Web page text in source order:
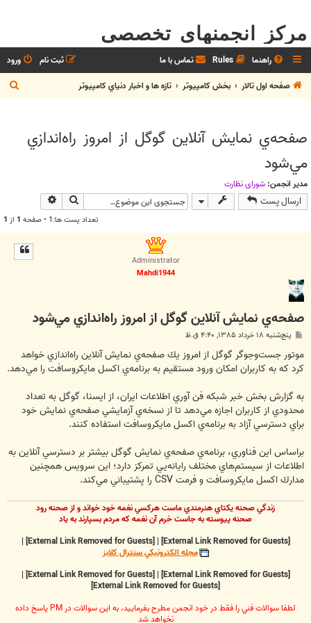
مرکز انجمنهای تخصصی
راهنما Rules تماس با ما ورود
ثبت نام
صفحه اول تالار
بخش كامپيوتر تازه ها و اخبار دنياي کامپيوتر
س
صفحه‌ي نمايش آنلاين گوگل از امروز راه‌اندازي
مي‌شود
مدیر انجمن: شوراي نظارت
ارسال پست جستجو
تعداد پست ها:1 • صفحه 1 از 1
Administrator
Mahdi1944
صفحه‌ي نمايش آنلاين گوگل از امروز راه‌اندازي مي‌شود
س
ت
پنج‌شنبه ۱۸ خرداد ۱۳۸۵, ۴:۴۰ ق.ظ
موتور جست‌وجوگر گوگل از امروز يك صفحه‌ي نمايش آنلاين راه‌اندازي خواهد
كرد كه به كاربران امكان ورود مستقيم به برنامه‌ي اكسل مايكروسافت را مي‌دهد.
به گزارش بخش خبر شبكه فن آوري اطلاعات ايران، از ایسنا، گوگل به تعداد
محدودي از كاربران اجازه مي‌دهد تا از نسخه‌ي آزمايشي صفحه‌ي نمايش خود
براي دسترسي آزاد به برنامه‌ي اكسل مايكروسافت استفاده كنند.
براساس اين فناوري، برنامه‌ي صفحه‌ي نمايش گوگل بيشتر بر دسترسي آنلاين به
اطلاعات از سيستم‌هاي مختلف رايانه‌يي تمركز دارد؛ اين سرويس همچنين
مدارك اكسل مايكروسافت و فرمت CSV را پشتيباني مي‌كند.
زندگي صحنه يکتاي هنرمندي ماست هرکسي نغمه خود خواند و از صحنه رود
صحنه پيوسته به جاست خرم آن نغمه که مردم بسپارند به ياد
[External Link Removed for Guests]
|
[External Link Removed for Guests]
|
مجله الکترونيکي سنترال کلابز
[External Link Removed for Guests]
|
[External Link Removed for Guests]
|
[External Link Removed for Guests]
لطفا سوالات فني را فقط در خود انجمن مطرح بفرماييد، به اين سوالات در PM پاسخ داده
نخواهد شد